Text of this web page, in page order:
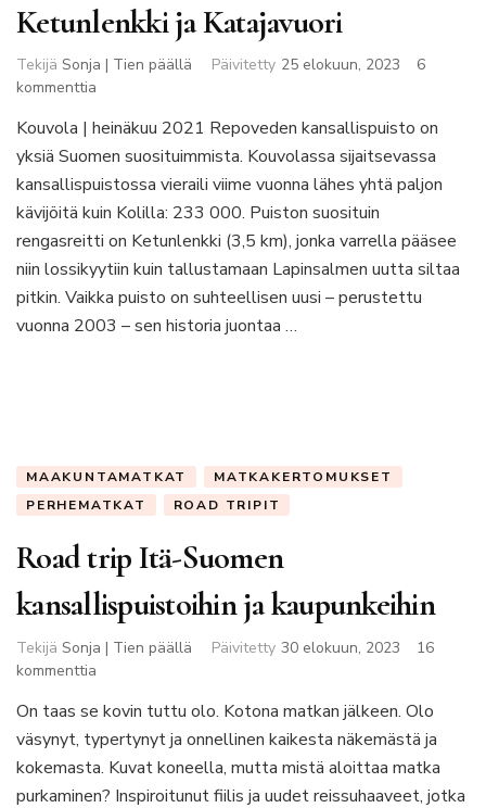
Ketunlenkki ja Katajavuori
Tekijä Sonja | Tien päällä Päivitetty 25 elokuun, 2023
6
kommenttia
kansallispuiston
Ketunlenkki
ja
Kouvola | heinäkuu 2021 Repoveden kansallispuisto on
yksiä Suomen suosituimmista. Kouvolassa sijaitsevassa
kansallispuistossa vieraili viime vuonna lähes yhtä paljon
kävijöitä kuin Kolilla: 233 000. Puiston suosituin
rengasreitti on Ketunlenkki (3,5 km), jonka varrella pääsee
niin lossikyytiin kuin tallustamaan Lapinsalmen uutta siltaa
pitkin. Vaikka puisto on suhteellisen uusi – perustettu
vuonna 2003 – sen historia juontaa …
MAAKUNTAMATKAT
MATKAKERTOMUKSET
PERHEMATKAT
ROAD TRIPIT
Road trip Itä-Suomen
kansallispuistoihin ja kaupunkeihin
Tekijä Sonja | Tien päällä Päivitetty 30 elokuun, 2023
16
kommenttia
trip
Itä-
Suomen
kansallispuistoihin
On taas se kovin tuttu olo. Kotona matkan jälkeen. Olo
väsynyt, typertynyt ja onnellinen kaikesta näkemästä ja
kokemasta. Kuvat koneella, mutta mistä aloittaa matka
purkaminen? Inspiroitunut fiilis ja uudet reissuhaaveet, jotka